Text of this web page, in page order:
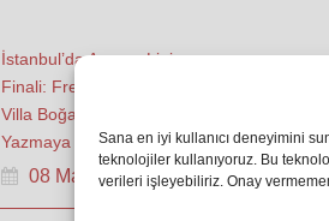
Sana en iyi kullanıcı deneyimini
teknolojiler kullanıyoruz. Bu
verileri işleyebiliriz. Onay
İstanbul’da Avrupa Ligi
Finali: Freiburg ve Aston
Villa Boğaz’da Tarih
Yazmaya Hazırlanıyor
08 May 2026